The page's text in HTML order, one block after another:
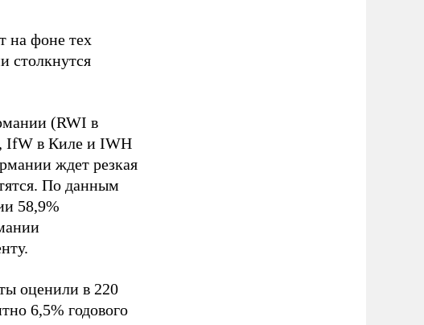
на фоне тех
столкнутся
(RWI в
IfW в Киле и IWH
ждет резкая
По данным
58,9%
оценили в 220
6,5% годового